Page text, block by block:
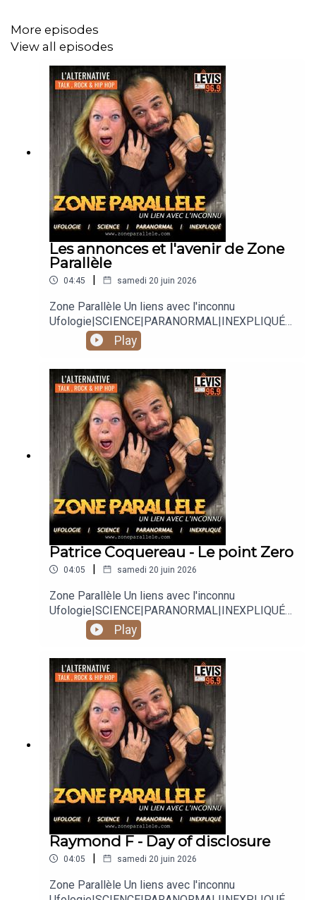
https://twitter.com/zoneparallele
https://www.youtube.com/@zoneparallele
More episodes
View all episodes
Les annonces et l'avenir de Zone
Parallèle
04:45 | samedi 20 juin 2026
Zone Parallèle Un liens avec l'inconnu
Ufologie|SCIENCE|PARANORMAL|INEXPLIQUÉ
Animé par Carole Lauzé, SteveZ
https://www.facebook.com/zoneparallele
https://www.facebook.com/SteveZ582
https://www.zoneparallele.com/
https://twitter.com/zoneparallele
https://www.youtube.com/@zoneparallele
Play
Patrice Coquereau - Le point Zero
04:05 | samedi 20 juin 2026
Zone Parallèle Un liens avec l'inconnu
Ufologie|SCIENCE|PARANORMAL|INEXPLIQUÉ
Animé par Carole Lauzé, SteveZ
https://www.facebook.com/zoneparallele
https://www.facebook.com/SteveZ582
https://www.zoneparallele.com/
https://twitter.com/zoneparallele
https://www.youtube.com/@zoneparallele
Play
Raymond F - Day of disclosure
04:05 | samedi 20 juin 2026
Zone Parallèle Un liens avec l'inconnu